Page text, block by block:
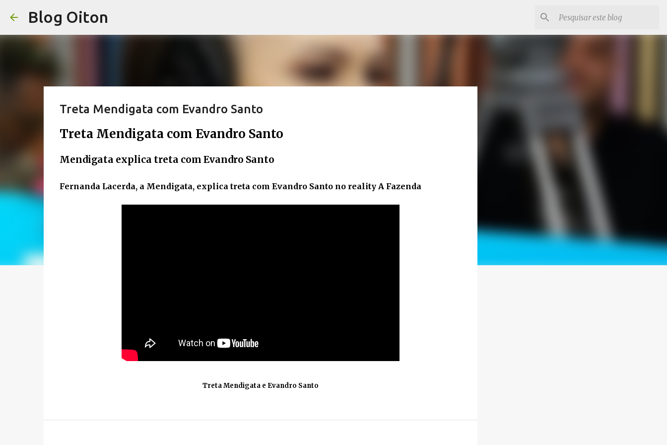
Blog Oiton
Treta Mendigata com Evandro Santo
Treta Mendigata com Evandro Santo
Mendigata explica treta com Evandro Santo
Fernanda Lacerda, a Mendigata, explica treta com Evandro Santo no reality A Fazenda
Treta Mendigata e Evandro Santo